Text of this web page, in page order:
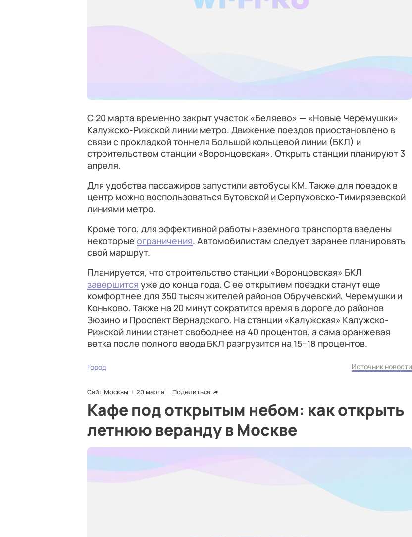
С 20 марта временно закрыт участок «Беляево» — «Новые Черемушки»
Калужско-Рижской линии метро. Движение поездов приостановлено в
связи с прокладкой тоннеля Большой кольцевой линии (БКЛ) и
строительством станции «Воронцовская». Открыть станции планируют 3
апреля.
Для удобства пассажиров запустили автобусы КМ. Также для поездок в
центр можно воспользоваться Бутовской и Серпуховско-Тимирязевской
линиями метро.
Кроме того, для эффективной работы наземного транспорта введены
некоторые ограничения. Автомобилистам следует заранее планировать
свой маршрут.
Планируется, что строительство станции «Воронцовская» БКЛ
завершится уже до конца года. С ее открытием поездки станут еще
комфортнее для 350 тысяч жителей районов Обручевский, Черемушки и
Коньково. Также на 20 минут сократится время в дороге до районов
Зюзино и Проспект Вернадского. На станции «Калужская» Калужско-
Рижской линии станет свободнее на 40 процентов, а сама оранжевая
ветка после полного ввода БКЛ разгрузится на 15–18 процентов.
Город Источник новости
Сайт Москвы 20 марта Поделиться
Кафе под открытым небом: как открыть
летнюю веранду в Москве